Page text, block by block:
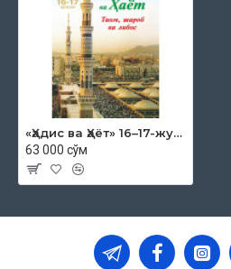
«Ҳадис ва Ҳаёт» 16–17-жузлар. Таом, шароб ва либос китоби
63 000 сўм